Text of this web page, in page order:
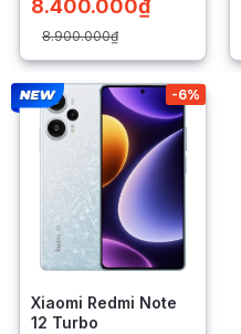
3)
8.900.000₫
8.400.000₫
-6%
Xiaomi Redmi Note
12 Turbo